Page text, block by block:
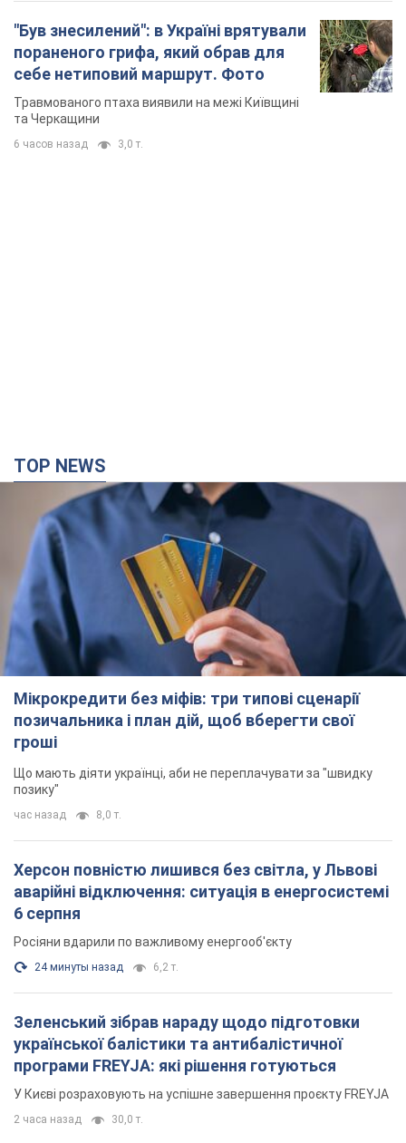
"Був знесилений": в Україні врятували
пораненого грифа, який обрав для
себе нетиповий маршрут. Фото
Травмованого птаха виявили на межі Київщині
та Черкащини
6 часов назад 3,0 т.
TOP NEWS
Мікрокредити без міфів: три типові сценарії
позичальника і план дій, щоб вберегти свої
гроші
Що мають діяти українці, аби не переплачувати за "швидку
позику"
час назад 8,0 т.
Херсон повністю лишився без світла, у Львові
аварійні відключення: ситуація в енергосистемі
6 серпня
Росіяни вдарили по важливому енергооб'єкту
24 минуты назад 6,2 т.
Зеленський зібрав нараду щодо підготовки
української балістики та антибалістичної
програми FREYJA: які рішення готуються
У Києві розраховують на успішне завершення проєкту FREYJA
2 часа назад 30,0 т.